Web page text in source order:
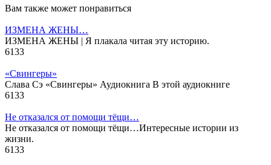
Вам также может понравиться
ИЗМЕНА ЖЕНЫ…
ИЗМЕНА ЖЕНЫ | Я плакала читая эту историю.
6133
«Свингеры»
Слава Сэ «Свингеры» Аудиокнига В этой аудиокниге
6133
Не отказался от помощи тёщи…
Не отказался от помощи тёщи…Интересные истории из
жизни.
6133